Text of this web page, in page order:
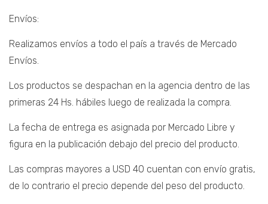
Envíos:
Realizamos envíos a todo el país a través de Mercado
Envíos.
Los productos se despachan en la agencia dentro de las
primeras 24 Hs. hábiles luego de realizada la compra.
La fecha de entrega es asignada por Mercado Libre y
figura en la publicación debajo del precio del producto.
Las compras mayores a USD 40 cuentan con envío gratis,
de lo contrario el precio depende del peso del producto.